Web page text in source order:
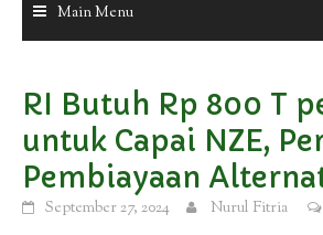
Main Menu
RI Butuh Rp 800 T
untuk Capai NZE,
Pembiayaan
September 27, 2024 Nurul Fitria